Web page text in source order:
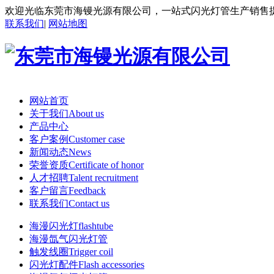
欢迎光临东莞市海镘光源有限公司，一站式闪光灯管生产销售
联系我们| 网站地图
网站首页
关于我们About us
产品中心
客户案例Customer case
新闻动态News
荣誉资质Certificate of honor
人才招聘Talent recruitment
客户留言Feedback
联系我们Contact us
海漫闪光灯flashtube
海漫氙气闪光灯管
触发线圈Trigger coil
闪光灯配件Flash accessories